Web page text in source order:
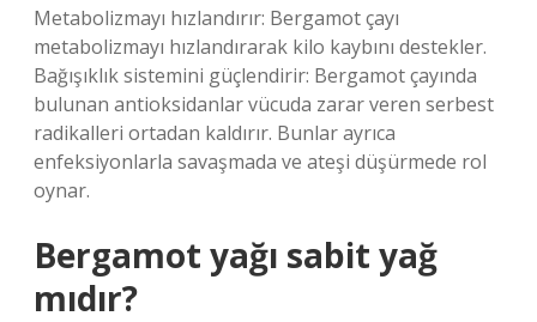
Metabolizmayı hızlandırır: Bergamot çayı
metabolizmayı hızlandırarak kilo kaybını destekler.
Bağışıklık sistemini güçlendirir: Bergamot çayında
bulunan antioksidanlar vücuda zarar veren serbest
radikalleri ortadan kaldırır. Bunlar ayrıca
enfeksiyonlarla savaşmada ve ateşi düşürmede rol
oynar.
Bergamot yağı sabit yağ
mıdır?